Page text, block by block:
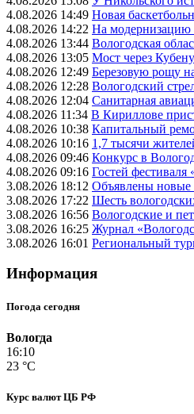
4.08.2026 14:49 Новая
4.08.2026 14:22 На модернизацию
4.08.2026 13:44 Вологодская
4.08.2026 13:05 Мост через
4.08.2026 12:49 Березовую рощу
4.08.2026 12:28 Вологодский
4.08.2026 12:04 Санитарная
4.08.2026 11:34 В Кириллове
4.08.2026 10:38 Капитальный
4.08.2026 10:16 1,7 тысячи
4.08.2026 09:46 Конкурс в
4.08.2026 09:16 Гостей фестиваля
3.08.2026 18:12 Объявлены новые
3.08.2026 17:22 Шесть
3.08.2026 16:56 Вологодские и
3.08.2026 16:25 Журнал
3.08.2026 16:01 Региональный
Информация
Погода сегодня
Вологда
16:10
23 °C
Курс валют ЦБ РФ